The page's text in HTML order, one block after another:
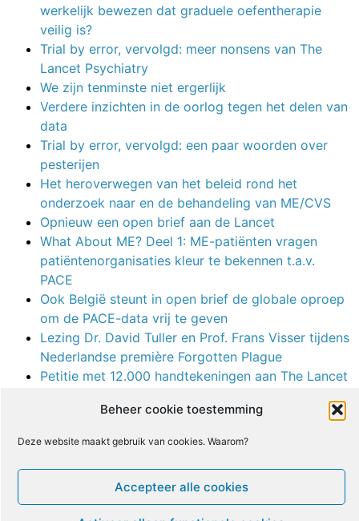
Beheer cookie toestemming
Deze website maakt gebruik van cookies. Waarom?
Accepteer alle cookies
werkelijk bewezen dat graduele oefentherapie
veilig is?
Trial by error, vervolgd: meer nonsens van The
Lancet Psychiatry
We zijn tenminste niet ergerlijk
Verdere inzichten in de oorlog tegen het delen van
data
Trial by error, vervolgd: een paar woorden over
pesterijen
Het heroverwegen van het beleid rond het
onderzoek naar en de behandeling van ME/CVS
Opnieuw een open brief aan de Lancet
What About ME? Deel 1: ME-patiënten vragen
patiëntenorganisaties kleur te bekennen t.a.v.
PACE
Ook België steunt in open brief de globale oproep
om de PACE-data vrij te geven
Lezing Dr. David Tuller en Prof. Frans Visser tijdens
Nederlandse première Forgotten Plague
Petitie met 12.000 handtekeningen aan The Lancet
Open brief Prof. Malcolm Hooper aan The Lancet
PACE-studiedata uit PLOS One
PACE-Gate: de controverse over de grootste
studie naar CGT en GET bij ME/cvs
Proffen schrijven open brief aan PLoS One i.v.m.